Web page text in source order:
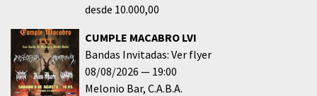
desde 10.000,00
CUMPLE MACABRO LVI
Bandas Invitadas: Ver flyer
08/08/2026
19:00
Melonio Bar C.A.B.A.